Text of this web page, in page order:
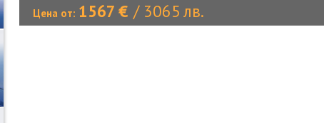
Цена от: 1567 € / 3065 лв.